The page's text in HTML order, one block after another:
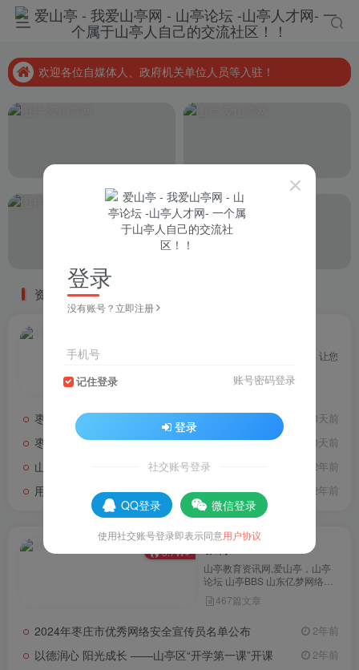
欢迎各位自媒体人、政府机关单位人员等入驻！
爱山亭网全新UI改版布局！
欢迎各位自媒体人、政府机关单位人员等入驻！
资讯列表
山亭的大小事件都在这里！让您
3258篇文章
枣庄：惠民市集热闹开市 夏日消费持续升温 13天前
枣庄市山亭区用实干实绩实效回应山区群众期盼 13天前
山亭区司法局持续优化法治营商环境 建设坚强法治保障 2年前
用“公安蓝”守好“平安山亭” 2年前
3.7W+
山亭教育资讯网,爱山亭，山亭
论坛 山亭BBS 山东亿梦网络科
技有限公司！集教育行业热点、
专题、问题为一体的专业资讯平
及时分享。丰富的教育资讯及资
案。
467篇文章
2024年枣庄市优秀网络安全宣传员名单公布 2年前
以德润心 阳光成长 ——山亭区“开学第一课”开课 2年前
登录
没有账号？立即注册
手机号
记住登录 账号密码登录
登录
社交账号登录
QQ登录 微信登录
使用社交账号登录即表示同意用户协议